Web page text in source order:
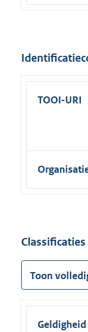
TOOI-URI
Classificaties
Toon
Geldigheid